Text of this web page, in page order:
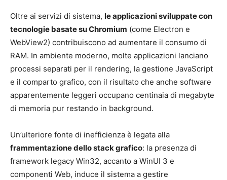
Oltre ai servizi di sistema, le applicazioni sviluppate con
tecnologie basate su Chromium (come Electron e
WebView2) contribuiscono ad aumentare il consumo di
RAM. In ambiente moderno, molte applicazioni lanciano
processi separati per il rendering, la gestione JavaScript
e il comparto grafico, con il risultato che anche software
apparentemente leggeri occupano centinaia di megabyte
di memoria pur restando in background.
Un’ulteriore fonte di inefficienza è legata alla
frammentazione dello stack grafico: la presenza di
framework legacy Win32, accanto a WinUI 3 e
componenti Web, induce il sistema a gestire